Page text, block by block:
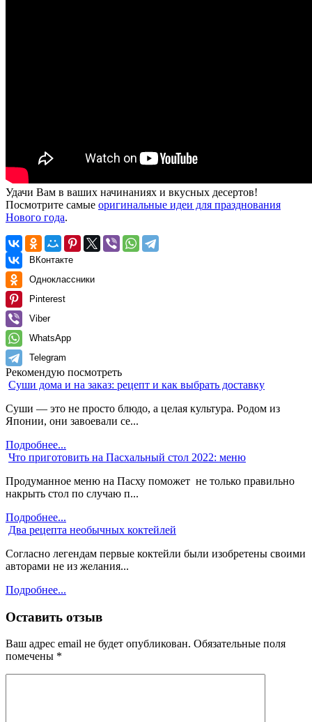
Удачи Вам в ваших начинаниях и вкусных десертов!
Посмотрите самые оригинальные идеи для празднования
Нового года.
ВКонтакте
Одноклассники
Pinterest
Viber
WhatsApp
Telegram
Рекомендую посмотреть
Суши дома и на заказ: рецепт и как выбрать доставку
Суши — это не просто блюдо, а целая культура. Родом из
Японии, они завоевали се...
Подробнее...
Что приготовить на Пасхальный стол 2022: меню
Продуманное меню на Пасху поможет не только правильно
накрыть стол по случаю п...
Подробнее...
Два рецепта необычных коктейлей
Согласно легендам первые коктейли были изобретены своими
авторами не из желания...
Подробнее...
Оставить отзыв
Ваш адрес email не будет опубликован. Обязательные поля
помечены *